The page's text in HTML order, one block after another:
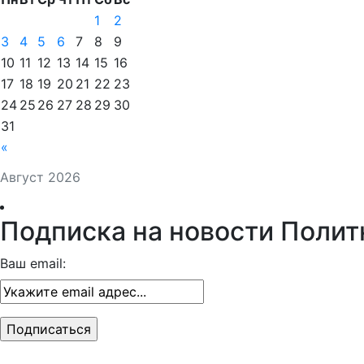
Август 2026
«
1
2
3
4 5 6 7 8
9
10 11 12 13 14 15 16
17 18 19 20 21 22 23
24 25 26 27 28 29 30
31
Подписка на новости
Ваш email: